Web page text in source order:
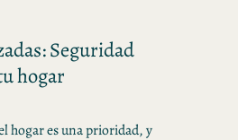
Seguridad
hogar
hogar es una prioridad, y